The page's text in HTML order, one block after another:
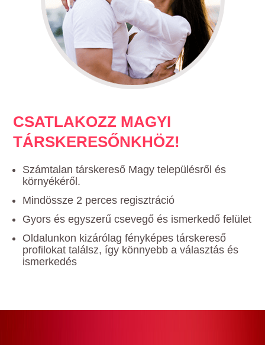
CSATLAKOZZ MAGYI
TÁRSKERESŐNKHÖZ!
Számtalan társkereső Magy településről és
környékéről.
Mindössze 2 perces regisztráció
Gyors és egyszerű csevegő és ismerkedő felület
Oldalunkon kizárólag fényképes társkereső
profilokat találsz, így könnyebb a választás és
ismerkedés